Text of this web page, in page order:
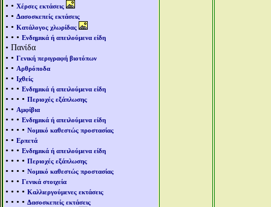
• • Χέρσες εκτάσεις
• • Δασοσκεπείς εκτάσεις
• • Κατάλογος χλωρίδας
• • • Ενδημικά ή απειλούμενα είδη
• Πανίδα
• • Γενική περιγραφή βιοτόπων
• • Αρθρόποδα
• • Ιχθείς
• • • Ενδημικά ή απειλούμενα είδη
• • • • Περιοχές εξάπλωσης
• • Αμφίβια
• • • Ενδημικά ή απειλούμενα είδη
• • • • Νομικό καθεστώς προστασίας
• • Ερπετά
• • • Ενδημικά ή απειλούμενα είδη
• • • • Περιοχές εξάπλωσης
• • • • Νομικό καθεστώς προστασίας
• • • Γενικά στοιχεία
• • • • Καλλιεργούμενες εκτάσεις
• • • • Δασοσκεπείς εκτάσεις